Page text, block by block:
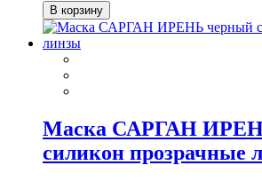
В корзину
Маска САРГАН
силикон прозрачные